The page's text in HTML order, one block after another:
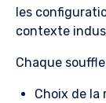
les
contexte
Chaque
Choix de la